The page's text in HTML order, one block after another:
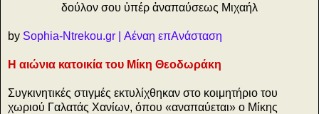
δούλον σου ὑπέρ ἀναπαύσεως Μιχαήλ
by Sophia-Ntrekou.gr | Αέναη επΑνάσταση
Η αιώνια κατοικία του Μίκη Θεοδωράκη
Συγκινητικές στιγμές εκτυλίχθηκαν στο κοιμητήριο του
χωριού Γαλατάς Χανίων, όπου «αναπαύεται» ο Μίκης